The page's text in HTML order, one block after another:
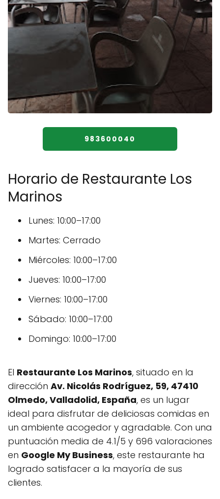
983600040
Horario de Restaurante Los
Marinos
Lunes: 10:00–17:00
Martes: Cerrado
Miércoles: 10:00–17:00
Jueves: 10:00–17:00
Viernes: 10:00–17:00
Sábado: 10:00–17:00
Domingo: 10:00–17:00
El Restaurante Los Marinos, situado en la
dirección Av. Nicolás Rodríguez, 59, 47410
Olmedo, Valladolid, España, es un lugar
ideal para disfrutar de deliciosas comidas en
un ambiente acogedor y agradable. Con una
puntuación media de 4.1/5 y 696 valoraciones
en Google My Business, este restaurante ha
logrado satisfacer a la mayoría de sus
clientes.